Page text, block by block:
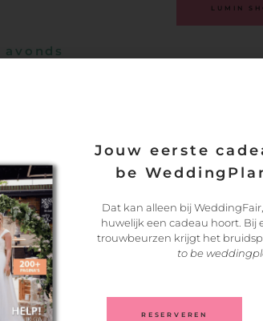
LUMIN
het gaat minder over het hydrateren van je
van de huid. We raden je aan om er
UV-stralen. Je
van een masker, oogcrème, serums,
adviseren we jou om een specialist in te
verzorging voor de grote dag helemaal
de premium
bruidegom
Jouw eerste
be
Dat kan alleen bij
huwelijk een cadeau hoort. Bij
trouwbeurzen krijgt het
to be
RESERVEREN